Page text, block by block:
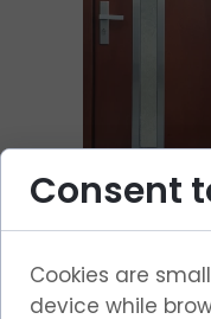
94w
Consent
Cookies are
device while